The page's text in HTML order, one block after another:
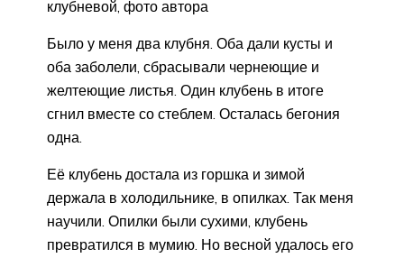
клубневой, фото автора
Было у меня два клубня. Оба дали кусты и
оба заболели, сбрасывали чернеющие и
желтеющие листья. Один клубень в итоге
сгнил вместе со стеблем. Осталась бегония
одна.
Её клубень достала из горшка и зимой
держала в холодильнике, в опилках. Так меня
научили. Опилки были сухими, клубень
превратился в мумию. Но весной удалось его